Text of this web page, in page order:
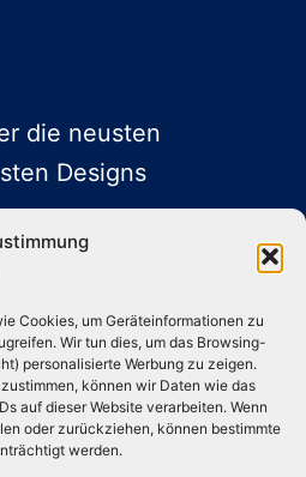
Cookies, um Geräteinformationen zu
Wir tun dies, um das Browsing-
personalisierte Werbung zu zeigen.
können wir Daten wie das
auf dieser Website verarbeiten. Wenn
oder zurückziehen, können bestimmte
werden.
die neusten
Designs
Media